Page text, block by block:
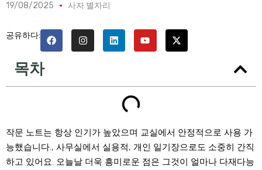
19/08/2025 사자 별자리
공유하다:
목차
작문 노트는 항상 인기가 높았으며 교실에서 안정적으로 사용 가
능했습니다., 사무실에서 실용적, 개인 일기장으로도 소중히 간직
하고 있어요. 오늘날 더욱 흥미로운 점은 그것이 얼마나 다재다능